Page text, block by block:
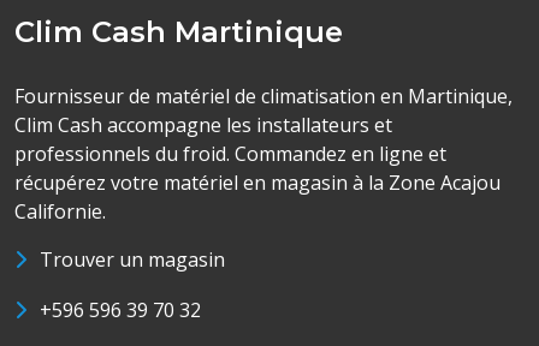
Clim Cash Martinique
Fournisseur de matériel de climatisation en Martinique,
Clim Cash accompagne les installateurs et
professionnels du froid. Commandez en ligne et
récupérez votre matériel en magasin à la Zone Acajou
Californie.
Trouver un magasin
+596 596 39 70 32